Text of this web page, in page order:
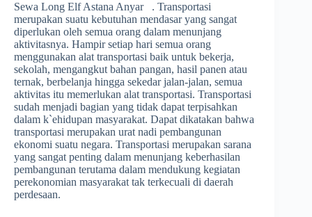
Sewa Long Elf Astana Anyar . Transportasi
merupakan suatu kebutuhan mendasar yang sangat
diperlukan oleh semua orang dalam menunjang
aktivitasnya. Hampir setiap hari semua orang
menggunakan alat transportasi baik untuk bekerja,
sekolah, mengangkut bahan pangan, hasil panen atau
ternak, berbelanja hingga sekedar jalan-jalan, semua
aktivitas itu memerlukan alat transportasi. Transportasi
sudah menjadi bagian yang tidak dapat terpisahkan
dalam k`ehidupan masyarakat. Dapat dikatakan bahwa
transportasi merupakan urat nadi pembangunan
ekonomi suatu negara. Transportasi merupakan sarana
yang sangat penting dalam menunjang keberhasilan
pembangunan terutama dalam mendukung kegiatan
perekonomian masyarakat tak terkecuali di daerah
perdesaan.